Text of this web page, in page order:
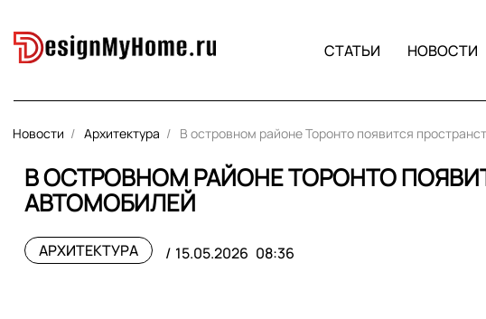
СТАТЬИ НОВОСТИ
Новости Архитектура В островном районе Торонто появится
В ОСТРОВНОМ РАЙОНЕ ТОРОНТО
АВТОМОБИЛЕЙ
АРХИТЕКТУРА 15.05.2026 08:36